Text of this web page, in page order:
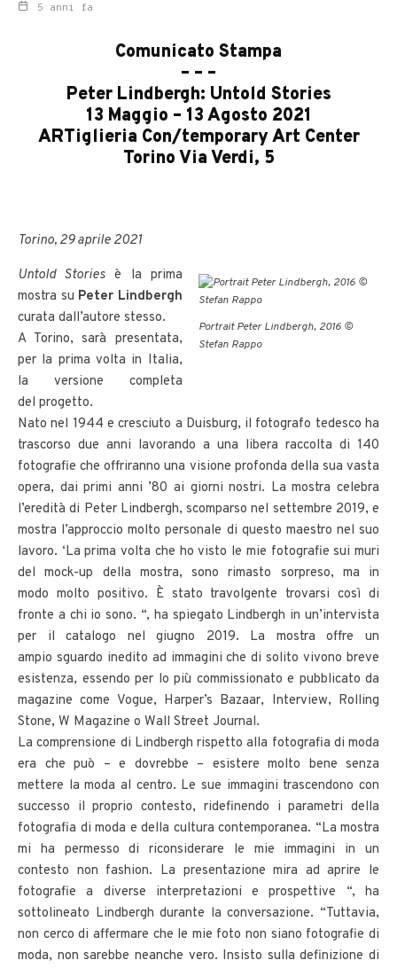
5 anni fa
Comunicato Stampa
– – –
Peter Lindbergh: Untold Stories
13 Maggio – 13 Agosto 2021
ARTiglieria Con/temporary Art Center
Torino Via Verdi, 5
Torino, 29 aprile 2021
Portrait Peter Lindbergh, 2016 ©
Stefan Rappo
Untold Stories è la prima
mostra su Peter Lindbergh
curata dall’autore stesso.
A Torino, sarà presentata,
per la prima volta in Italia,
la versione completa
del progetto.
Nato nel 1944 e cresciuto a Duisburg, il fotografo tedesco ha
trascorso due anni lavorando a una libera raccolta di 140
fotografie che offriranno una visione profonda della sua vasta
opera, dai primi anni ’80 ai giorni nostri. La mostra celebra
l’eredità di Peter Lindbergh, scomparso nel settembre 2019, e
mostra l’approccio molto personale di questo maestro nel suo
lavoro. ‘La prima volta che ho visto le mie fotografie sui muri
del mock-up della mostra, sono rimasto sorpreso, ma in
modo molto positivo. È stato travolgente trovarsi così di
fronte a chi io sono. “, ha spiegato Lindbergh in un’intervista
per il catalogo nel giugno 2019. La mostra offre un
ampio sguardo inedito ad immagini che di solito vivono breve
esistenza, essendo per lo più commissionato e pubblicato da
magazine come Vogue, Harper’s Bazaar, Interview, Rolling
Stone, W Magazine o Wall Street Journal.
La comprensione di Lindbergh rispetto alla fotografia di moda
era che può – e dovrebbe – esistere molto bene senza
mettere la moda al centro. Le sue immagini trascendono con
successo il proprio contesto, ridefinendo i parametri della
fotografia di moda e della cultura contemporanea. “La mostra
mi ha permesso di riconsiderare le mie immagini in un
contesto non fashion. La presentazione mira ad aprire le
fotografie a diverse interpretazioni e prospettive “, ha
sottolineato Lindbergh durante la conversazione. “Tuttavia,
non cerco di affermare che le mie foto non siano fotografie di
moda, non sarebbe neanche vero. Insisto sulla definizione di